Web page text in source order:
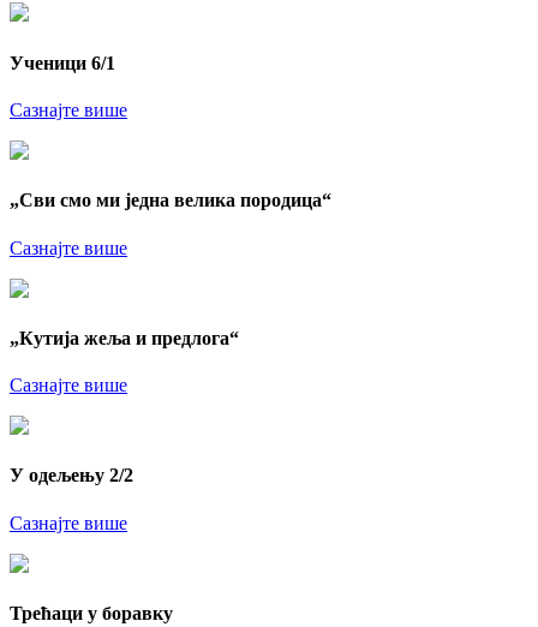
Ученици 6/1
Сазнајте више
„Сви смо ми једна велика породица“
Сазнајте више
„Кутија жеља и предлога“
Сазнајте више
У одељењу 2/2
Сазнајте више
Трећаци у боравку